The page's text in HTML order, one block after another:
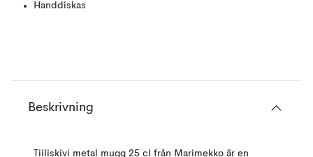
Handdiskas
Beskrivning
Tiiliskivi metal mugg 25 cl från Marimekko är en